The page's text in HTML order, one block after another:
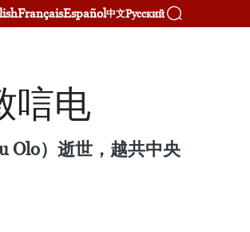
FrançaisEspañol中文Русский
唁电
Olo）逝世，越共中央